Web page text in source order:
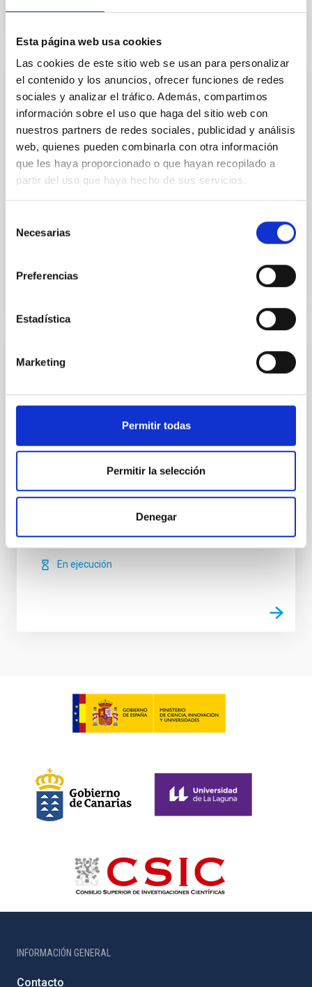
Esta página web usa cookies
Las cookies de este sitio web se usan para personalizar
el contenido y los anuncios, ofrecer funciones de redes
sociales y analizar el tráfico. Además, compartimos
información sobre el uso que haga del sitio web con
nuestros partners de redes sociales, publicidad y análisis
web, quienes pueden combinarla con otra información
que les haya proporcionado o que hayan recopilado a
partir del uso que haya hecho de sus servicios.
Necesarias
Preferencias
Estadística
Marketing
Permitir todas
Permitir la selección
Denegar
Física solar espacial y tiempo espacial
El proyecto coordinado "Física solar espacial y tiempo
espacial" tiene como objetivo avanzar en nuestra
comprensión del Sol y de su influencia en el entorno
terrestre mediante instrumentación aeroespacial de
vanguardia e investigación científica. Liderado por el
consorcio S3PC, que agrupa a cinco instituciones
españolas (IAA, INTA, UV, IDR-UPM e
Christoph Alexander
Estrellas de Baja Masa, Enanas Marrones y
Se investigan los procesos que conducen a la
formación de estrellas de baja masa, enanas
propiedades físicas de estos astros en varias etapas
evolutivas. Las estrellas de muy baja masa y las
más numerosos de nuestra Galaxia, pero no por ello
Rafael Rebolo López
En ejecución
INFORMACIÓN GENERAL
Contacto